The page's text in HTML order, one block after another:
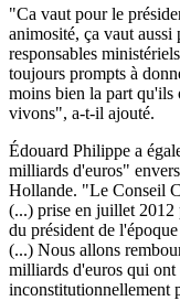
"Ca vaut pour le
animosité, ça vaut
responsables
toujours prompts à
moins bien la part qu'ils
vivons", a-t-il ajouté.
Édouard Philippe a
milliards d'euros"
Hollande. "Le Conseil
(...) prise en juillet 2012
du président de
(...) Nous allons
milliards d'euros qui ont
inconstitutionnellement